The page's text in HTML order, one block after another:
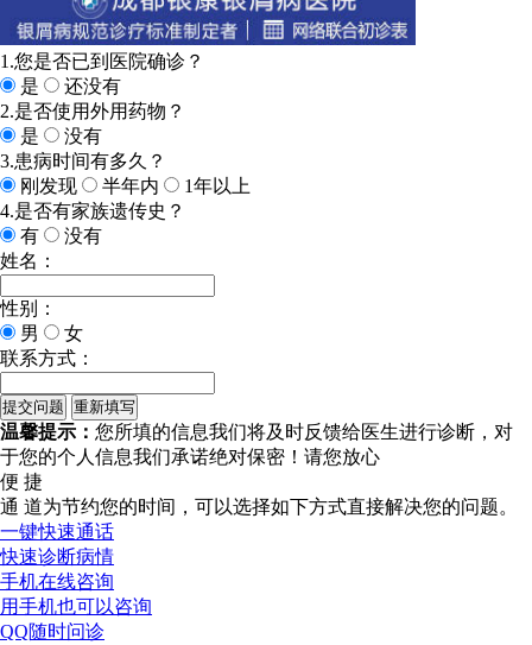
1.您是否已到医院确诊？
是
还没有
2.是否使用外用药物？
是
没有
3.患病时间有多久？
刚发现
半年内
1年以上
4.是否有家族遗传史？
有
没有
姓名：
性别：
男
女
联系方式：
温馨提示： 您所填的信息我们将及时反馈给医生进行诊断，对
于您的个人信息我们承诺绝对保密！请您放心
便 捷
通 道为节约您的时间，可以选择如下方式直接解决您的问题。
一键快速通话
快速诊断病情
手机在线咨询
用手机也可以咨询
QQ随时问诊